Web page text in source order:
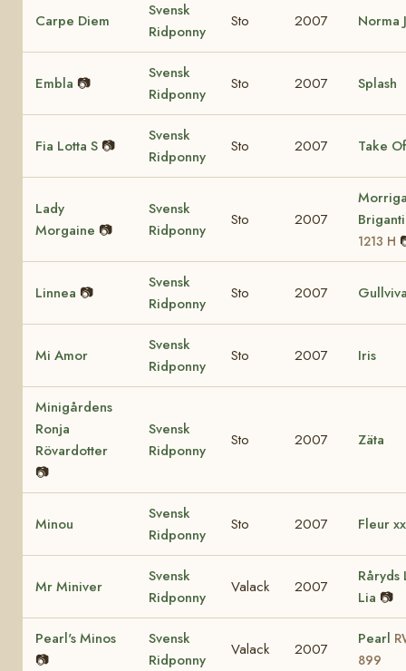
Carpe Diem
Svensk
Ridponny
Sto 2007 Norma
Embla 📷
Svensk
Ridponny
Sto 2007 Splash
Fia Lotta S 📷
Svensk
Ridponny
Sto 2007 Take
Lady
Morgaine 📷
Svensk
Ridponny
Sto 2007
1213 H
Linnea 📷
Svensk
Ridponny
Sto 2007
Mi Amor
Svensk
Ridponny
Sto 2007 Iris
Minigårdens
Ronja
Rövardotter
📷
Svensk
Ridponny
Sto 2007 Zäta
Minou
Svensk
Ridponny
Sto 2007 Fleur xx
Mr Miniver
Svensk
Ridponny
Valack 2007
Råryds
Lia 📷
Pearl's Minos
📷
Svensk
Ridponny
Valack 2007
Pearl
899